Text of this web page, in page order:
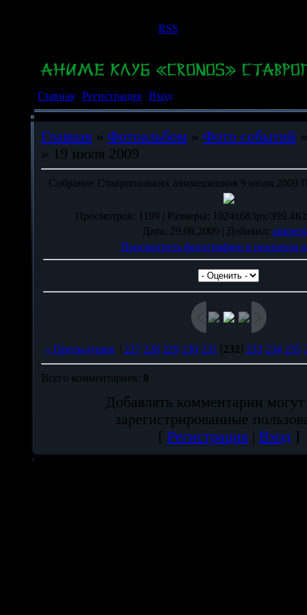
RSS
Главная Регистрация Вход
Главная » Фотоальбом » Фото событий
» 19 июля 2009
Собрание Ставропольких анимешников 9 июля 2009
Просмотров: 1199 | Размеры: 1024x683px/
Дата: 29.08.2009 | Добавил:
Просмотреть фотографию в реальном
« Предыдущая | 227 228 229 230 231 [232] 233 234 235
Всего комментариев: 0
Добавлять комментарии могут
зарегистрированные
[ Регистрация | Вход ]